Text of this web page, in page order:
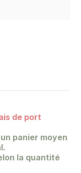
de port
panier moyen
la quantité